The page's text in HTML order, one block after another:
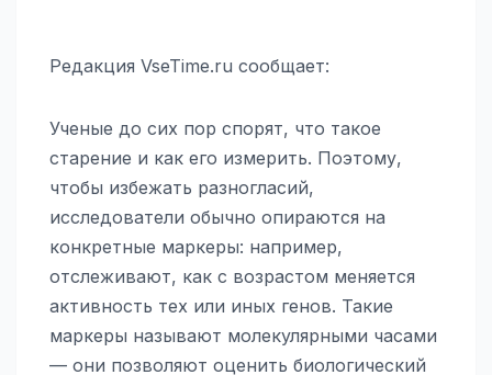
Редакция VseTime.ru сообщает:
Ученые до сих пор спорят, что такое
старение и как его измерить. Поэтому,
чтобы избежать разногласий,
исследователи обычно опираются на
конкретные маркеры: например,
отслеживают, как с возрастом меняется
активность тех или иных генов. Такие
маркеры называют молекулярными часами
— они позволяют оценить биологический